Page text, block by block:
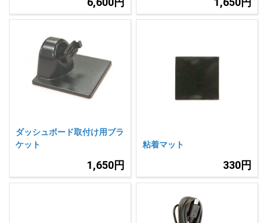
ダッシュボード取付け用ブラ
ケット
1,650円
粘着マット
330円